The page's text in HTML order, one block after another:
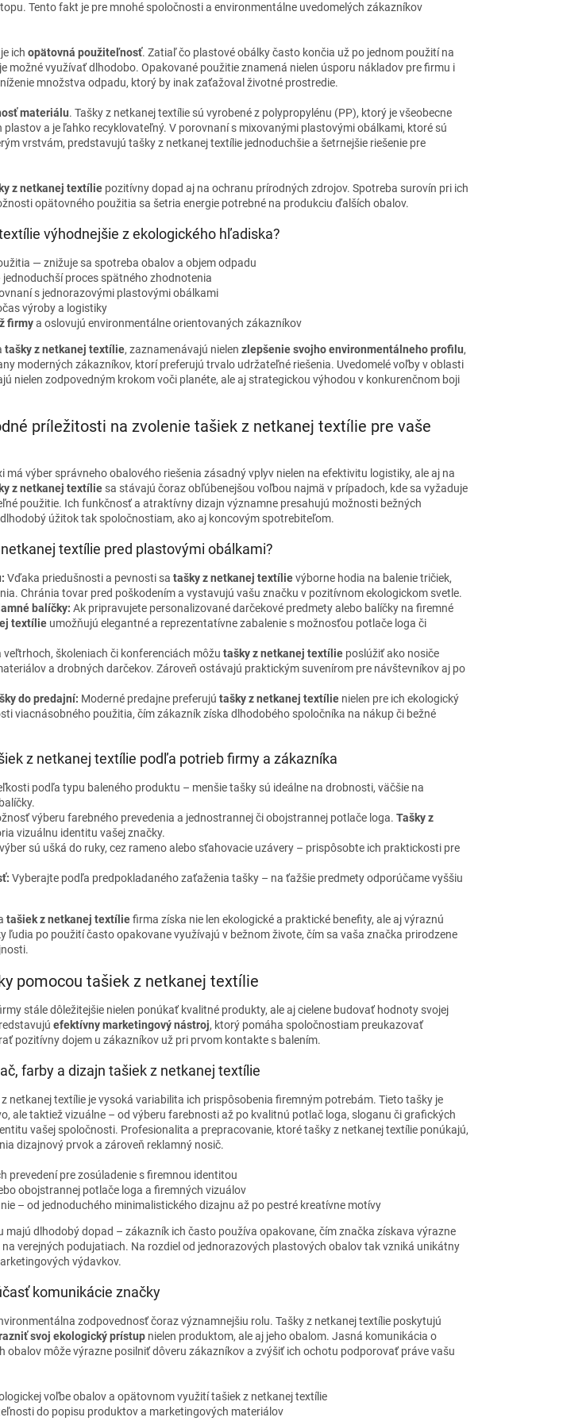
Tento fakt je pre mnohé spoločnosti a environmentálne uvedomelých zákazníkov
ich opätovná použiteľnosť. Zatiaľ čo plastové obálky často končia už po jednom použití na
je možné využívať dlhodobo. Opakované použitie znamená nielen úsporu nákladov pre firmu i
množstva odpadu, ktorý by inak zaťažoval životné prostredie.
materiálu. Tašky z netkanej textílie sú vyrobené z polypropylénu (PP), ktorý je všeobecne
a je ľahko recyklovateľný. V porovnaní s mixovanými plastovými obálkami, ktoré sú
vrstvám, predstavujú tašky z netkanej textílie jednoduchšie a šetrnejšie riešenie pre
z netkanej textílie pozitívny dopad aj na ochranu prírodných zdrojov. Spotreba surovín pri ich
opätovného použitia sa šetria energie potrebné na produkciu ďalších obalov.
výhodnejšie z ekologického hľadiska?
— znižuje sa spotreba obalov a objem odpadu
proces spätného zhodnotenia
s jednorazovými plastovými obálkami
výroby a logistiky
firmya oslovujú environmentálne orientovaných zákazníkov
tašky z netkanej textílie, zaznamenávajú nielen zlepšenie svojho environmentálneho profilu,
moderných zákazníkov, ktorí preferujú trvalo udržateľné riešenia. Uvedomelé voľby v oblasti
nielen zodpovedným krokom voči planéte, ale aj strategickou výhodou v konkurenčnom boji
príležitosti na zvolenie tašiek z netkanej textílie pre vaše
má výber správneho obalového riešenia zásadný vplyv nielen na efektivitu logistiky, ale aj na
z netkanej textílie sa stávajú čoraz obľúbenejšou voľbou najmä v prípadoch, kde sa vyžaduje
použitie. Ich funkčnosť a atraktívny dizajn významne presahujú možnosti bežných
úžitok tak spoločnostiam, ako aj koncovým spotrebiteľom.
textílie pred plastovými obálkami?
Vďaka priedušnosti a pevnosti sa tašky z netkanej textílievýborne hodia na balenie tričiek,
Chránia tovar pred poškodením a vystavujú vašu značku v pozitívnom ekologickom svetle.
balíčky: Ak pripravujete personalizované darčekové predmety alebo balíčky na firemné
textílie umožňujú elegantné a reprezentatívne zabalenie s možnosťou potlače loga či
veľtrhoch, školeniach či konferenciách môžu tašky z netkanej textílie poslúžiť ako nosiče
a drobných darčekov. Zároveň ostávajú praktickým suvenírom pre návštevníkov aj po
do predajní: Moderné predajne preferujú tašky z netkanej textílie nielen pre ich ekologický
viacnásobného použitia, čím zákazník získa dlhodobého spoločníka na nákup či bežné
z netkanej textílie podľa potrieb firmy a zákazníka
podľa typu baleného produktu – menšie tašky sú ideálne na drobnosti, väčšie na
výberu farebného prevedenia a jednostrannej či obojstrannej potlače loga. Tašky z
vizuálnu identitu vašej značky.
sú ušká do ruky, cez rameno alebo sťahovacie uzávery – prispôsobte ich praktickosti pre
Vyberajte podľa predpokladaného zaťaženia tašky – na ťažšie predmety odporúčame vyššiu
tašiek z netkanej textíliefirma získa nie len ekologické a praktické benefity, ale aj výraznú
ľudia po použití často opakovane využívajú v bežnom živote, čím sa vaša značka prirodzene
pomocou tašiek z netkanej textílie
stále dôležitejšie nielen ponúkať kvalitné produkty, ale aj cielene budovať hodnoty svojej
efektívny marketingový nástroj, ktorý pomáha spoločnostiam preukazovať
pozitívny dojem u zákazníkov už pri prvom kontakte s balením.
farby a dizajn tašiek z netkanej textílie
netkanej textílie je vysoká variabilita ich prispôsobenia firemným potrebám. Tieto tašky je
ale taktiež vizuálne – od výberu farebnosti až po kvalitnú potlač loga, sloganu či grafických
vašej spoločnosti. Profesionalita a prepracovanie, ktoré tašky z netkanej textílie ponúkajú,
dizajnový prvok a zároveň reklamný nosič.
prevedení pre zosúladenie s firemnou identitou
obojstrannej potlače loga a firemných vizuálov
– od jednoduchého minimalistického dizajnu až po pestré kreatívne motívy
majú dlhodobý dopad – zákazník ich často používa opakovane, čím značka získava výrazne
verejných podujatiach. Na rozdiel od jednorazových plastových obalov tak vzniká unikátny
výdavkov.
komunikácie značky
zodpovednosť čoraz významnejšiu rolu. Tašky z netkanej textílie poskytujú
svoj ekologický prístup nielen produktom, ale aj jeho obalom. Jasná komunikácia o
obalov môže výrazne posilniť dôveru zákazníkov a zvýšiť ich ochotu podporovať práve vašu
voľbe obalov a opätovnom využití tašiek z netkanej textílie
do popisu produktov a marketingových materiálov